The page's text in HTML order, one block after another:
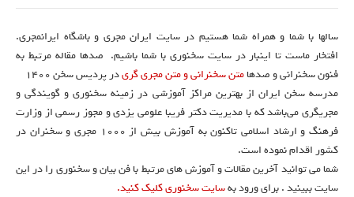
سالها با شما و همراه شما هستیم در سایت ایران مجری و باشگاه ایرانمجری.
افتخار ماست تا اینبار در سایت سخنوری با شما باشیم. صدها مقاله مرتبط به
فنون سخنرانی و صدهامتن سخنرانی و متن مجری گریدر پردیس سخن 1400
مدرسه سخن ایران از بهترین مراکز آموزشی در زمینه سخنوری و گویندگی و
مجریگری می‌باشد که با مدیریت دکتر فریبا علومی یزدی و مجوز رسمی از وزارت
فرهنگ و ارشاد اسلامی تاکنون به آموزش بیش از ۱۰۰۰ مجری و سخنران در
کشور اقدام نموده است.
شما می توانید آخرین مقالات و آموزش های مرتبط با فن بیان و سخنوری را در این
سایت ببینید . برای ورود بهسایت سخنوری کلیک کنید.